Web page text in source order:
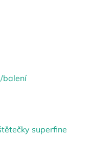
balení
superfine